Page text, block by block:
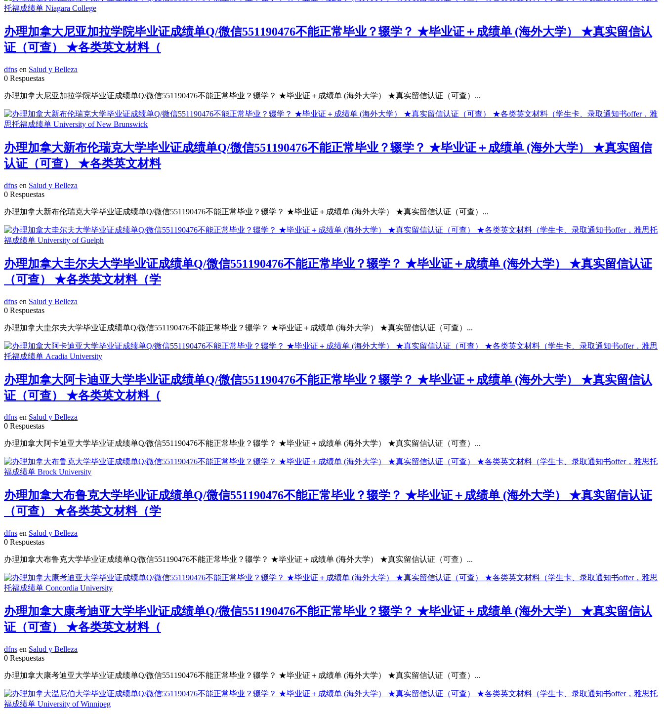
办理加拿大尼亚加拉学院毕业证成绩单Q/微信551190476不能正常毕业？辍学？ ★毕业证＋成绩单 (海外大学） ★真实留信认
证（可查） ★各类英文材料（
dfns en Salud y Belleza
0 Respuestas
办理加拿大尼亚加拉学院毕业证成绩单Q/微信551190476不能正常毕业？辍学？ ★毕业证＋成绩单 (海外大学） ★真实留信认证（可查）...
办理加拿大新布伦瑞克大学毕业证成绩单Q/微信551190476不能正常毕业？辍学？ ★毕业证＋成绩单 (海外大学） ★真实留信
认证（可查） ★各类英文材料
dfns en Salud y Belleza
0 Respuestas
办理加拿大新布伦瑞克大学毕业证成绩单Q/微信551190476不能正常毕业？辍学？ ★毕业证＋成绩单 (海外大学） ★真实留信认证（可查）...
办理加拿大圭尔夫大学毕业证成绩单Q/微信551190476不能正常毕业？辍学？ ★毕业证＋成绩单 (海外大学） ★真实留信认证
（可查） ★各类英文材料（学
dfns en Salud y Belleza
0 Respuestas
办理加拿大圭尔夫大学毕业证成绩单Q/微信551190476不能正常毕业？辍学？ ★毕业证＋成绩单 (海外大学） ★真实留信认证（可查）...
办理加拿大阿卡迪亚大学毕业证成绩单Q/微信551190476不能正常毕业？辍学？ ★毕业证＋成绩单 (海外大学） ★真实留信认
证（可查） ★各类英文材料（
dfns en Salud y Belleza
0 Respuestas
办理加拿大阿卡迪亚大学毕业证成绩单Q/微信551190476不能正常毕业？辍学？ ★毕业证＋成绩单 (海外大学） ★真实留信认证（可查）...
办理加拿大布鲁克大学毕业证成绩单Q/微信551190476不能正常毕业？辍学？ ★毕业证＋成绩单 (海外大学） ★真实留信认证
（可查） ★各类英文材料（学
dfns en Salud y Belleza
0 Respuestas
办理加拿大布鲁克大学毕业证成绩单Q/微信551190476不能正常毕业？辍学？ ★毕业证＋成绩单 (海外大学） ★真实留信认证（可查）...
办理加拿大康考迪亚大学毕业证成绩单Q/微信551190476不能正常毕业？辍学？ ★毕业证＋成绩单 (海外大学） ★真实留信认
证（可查） ★各类英文材料（
dfns en Salud y Belleza
0 Respuestas
办理加拿大康考迪亚大学毕业证成绩单Q/微信551190476不能正常毕业？辍学？ ★毕业证＋成绩单 (海外大学） ★真实留信认证（可查）...